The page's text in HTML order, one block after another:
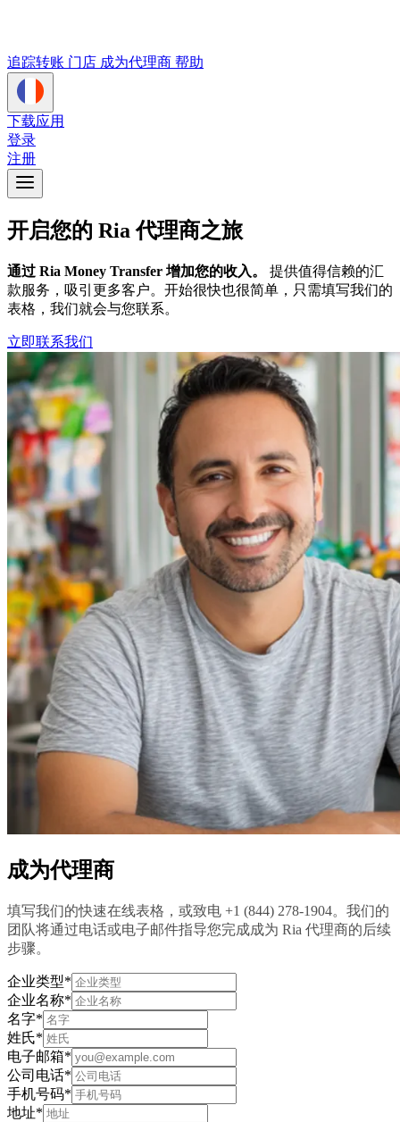
追踪转账 门店 成为代理商 帮助
下载应用
登录
注册
开启您的 Ria 代理商之旅
通过 Ria Money Transfer 增加您的收入。 提供值得信赖的汇
款服务，吸引更多客户。开始很快也很简单，只需填写我们的
表格，我们就会与您联系。
立即联系我们
成为代理商
填写我们的快速在线表格，或致电 +1 (844) 278-1904。我们的
团队将通过电话或电子邮件指导您完成成为 Ria 代理商的后续
步骤。
企业类型*
企业名称*
名字*
姓氏*
电子邮箱*
公司电话*
手机号码*
地址*